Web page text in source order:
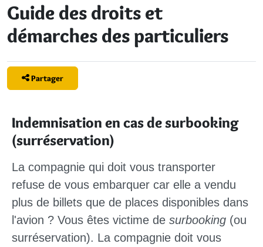
Guide des droits et
démarches des particuliers
Partager
Indemnisation en cas de surbooking
(surréservation)
La compagnie qui doit vous transporter
refuse de vous embarquer car elle a vendu
plus de billets que de places disponibles dans
l'avion ? Vous êtes victime de surbooking (ou
surréservation). La compagnie doit vous